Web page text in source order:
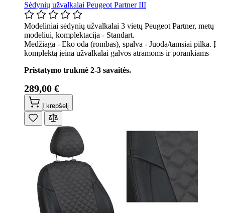
Sėdynių užvalkalai Peugeot Partner III
Modeliniai sėdynių užvalkalai 3 vietų Peugeot Partner, metų
modeliui, komplektacija - Standart.
Medžiaga - Eko oda (rombas), spalva - Juoda/tamsiai pilka. Į
komplektą įeina užvalkalai galvos atramoms ir porankiams
Pristatymo trukmė 2-3 savaitės.
289,00 €
Į krepšelį